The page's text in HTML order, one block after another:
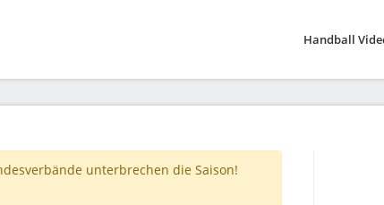
Handball
unterbrechen die Saison!